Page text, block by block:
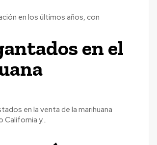
en los últimos años, con
en el
en la venta de la marihuana
solo California y...